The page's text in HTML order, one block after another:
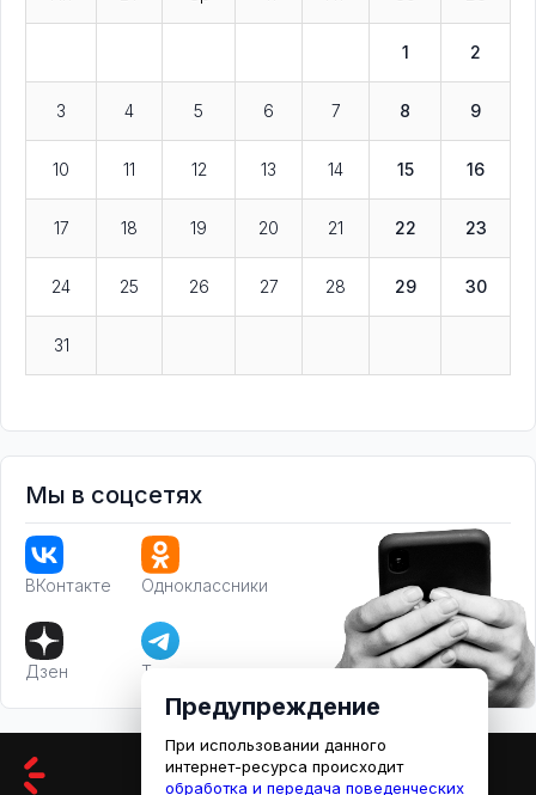
1 2
3 4 5 6 7 8 9
10 11 12 13 14 15 16
17 18 19 20 21 22 23
24 25 26 27 28 29 30
31
Мы в соцсетях
ВКонтакте Одноклассники
Дзен Телеграм
Предупреждение
При использовании данного
интернет-ресурса происходит
обработка и передача поведенческих